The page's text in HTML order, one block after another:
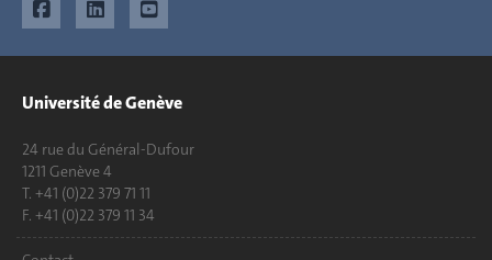
Université de Genève
24 rue du Général-Dufour
1211 Genève 4
T. +41 (0)22 379 71 11
F. +41 (0)22 379 11 34